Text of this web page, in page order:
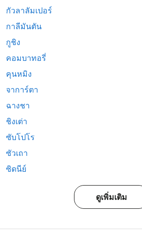
กัวลาลัมเปอร์
กาลีมันตัน
กูชิง
คอมบาทอรี่
คุนหมิง
จาการ์ตา
ฉางชา
ชิงเต่า
ซับโปโร
ซัวเถา
ซิดนีย์
ดูเพิ่มเติม